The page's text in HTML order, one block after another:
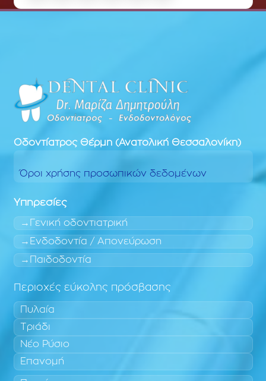
Οδοντίατρος Θέρμη (Ανατολική Θεσσαλονίκη)
Όροι χρήσης προσωπικών δεδομένων
Υπηρεσίες
Γενική οδοντιατρική
Ενδοδοντία / Απονεύρωση
Παιδοδοντία
Περιοχές εύκολης πρόσβασης
Πυλαία
Τριάδι
Νέο Ρύσιο
Επανομή